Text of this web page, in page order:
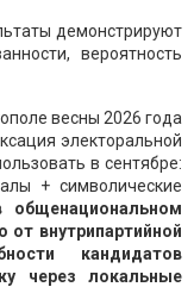
демонстрируют
вероятность
весны 2026 года
электоральной
в сентябре:
+ символические
от внутрипартийной
кандидатов
через локальные